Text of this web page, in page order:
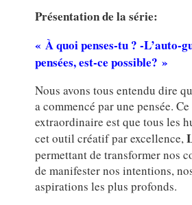
Présentation de la série:
« À quoi penses-tu ? -L’auto-
pensées, est-ce possible? »
Nous avons tous entendu dire
a commencé par une pensée.
extraordinaire est que tous les
cet outil créatif par excellence,
permettant de transformer nos
de manifester nos intentions,
aspirations les plus profonds.